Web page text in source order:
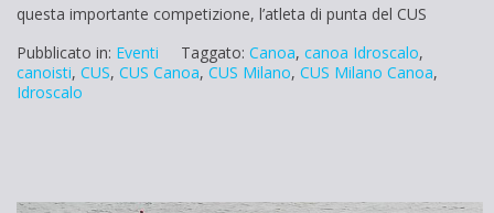
questa importante competizione, l’atleta di punta del CUS
Pubblicato in: Eventi Taggato: Canoa, canoa Idroscalo,
canoisti, CUS, CUS Canoa, CUS Milano, CUS Milano Canoa,
Idroscalo